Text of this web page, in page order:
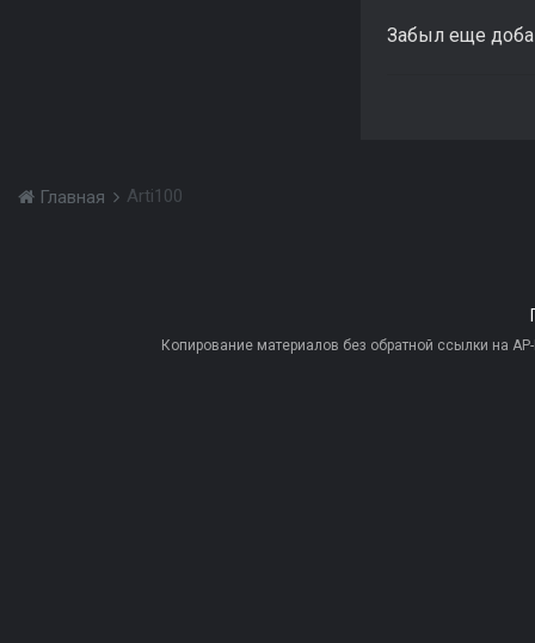
Забыл еще
Главная Arti100
Копирование материалов без обратной ссылки на